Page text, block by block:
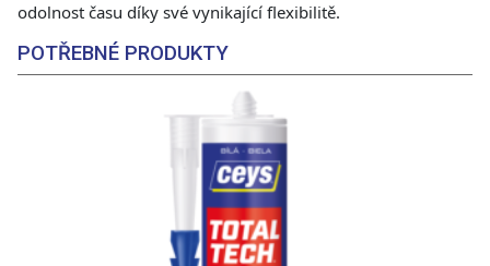
odolnost času díky své vynikající flexibilitě.
POTŘEBNÉ PRODUKTY